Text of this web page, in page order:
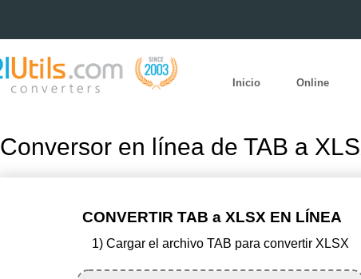
Inicio Online
Conversor en línea de TAB a
CONVERTIR TAB a XLSX EN LÍNEA
1) Cargar el archivo TAB para convertir XLSX